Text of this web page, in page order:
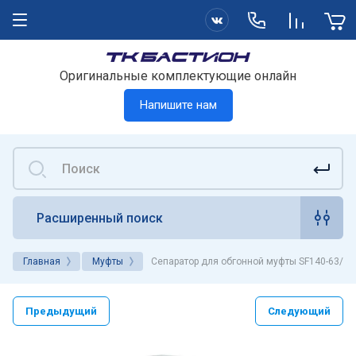
Оригинальные комплектующие онлайн
Напишите нам
Расширенный поиск
Главная Муфты Сепаратор для обгонной муфты SF140-63/S
Предыдущий Следующий